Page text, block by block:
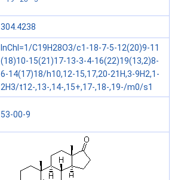
304.4238
InChI=1/C19H28O3/c1-18-7-5-12(20)9-11
(18)10-15(21)17-13-3-4-16(22)19(13,2)8-
6-14(17)18/h10,12-15,17,20-21H,3-9H2,1-
2H3/t12-,13-,14-,15+,17-,18-,19-/m0/s1
53-00-9